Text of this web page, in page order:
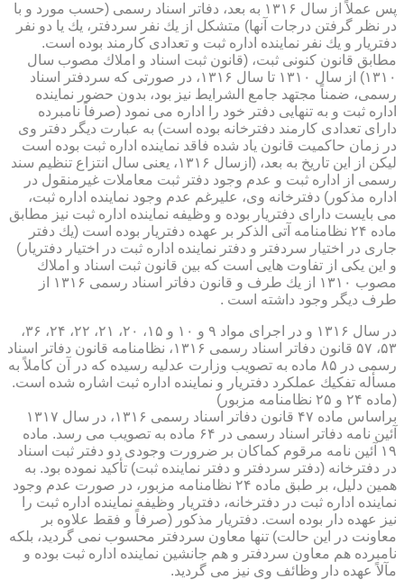
پس عملاً از سال ۱۳۱۶ به بعد، دفاتر اسناد رسمی (حسب مورد و با
در نظر گرفتن درجات آنها) متشكل از یك نفر سردفتر، یك یا دو نفر
دفتریار و یك نفر نماینده اداره ثبت و تعدادی كارمند بوده است.
مطابق قانون كنونی ثبت، (قانون ثبت اسناد و املاك مصوب سال
۱۳۱۰) از سال ۱۳۱۰ تا سال ۱۳۱۶، در صورتی كه سردفتر اسناد
رسمی، ضمناً مجتهد جامع الشرایط نیز بود، بدون حضور نماینده
اداره ثبت و به تنهایی دفتر خود را اداره می نمود (صرفاً نامبرده
دارای تعدادی كارمند دفترخانه بوده است) به عبارت دیگر دفتر وی
در زمان حاكمیت قانون یاد شده فاقد نماینده اداره ثبت بوده است
لیكن از این تاریخ به بعد، (ازسال ۱۳۱۶، یعنی سال انتزاع تنظیم سند
رسمی از اداره ثبت و عدم وجود دفتر ثبت معاملات غیرمنقول در
اداره مذكور) دفترخانه وی، علیرغم عدم وجود نماینده اداره ثبت،
می بایست دارای دفتریار بوده و وظیفه نماینده اداره ثبت نیز مطابق
ماده ۲۴ نظامنامه آتی الذكر بر عهده دفتریار بوده است (یك دفتر
جاری در اختیار سردفتر و دفتر نماینده اداره ثبت در اختیار دفتریار)
و این یكی از تفاوت هایی است كه بین قانون ثبت اسناد و املاك
مصوب ۱۳۱۰ از یك طرف و قانون دفاتر اسناد رسمی ۱۳۱۶ از
طرف دیگر وجود داشته است .
در سال ۱۳۱۶ و در اجرای مواد ۹ و ۱۰ و ۱۵، ۲۰، ۲۱، ۲۲، ۲۴، ۳۶،
۵۳، ۵۷ قانون دفاتر اسناد رسمی ۱۳۱۶، نظامنامه قانون دفاتر اسناد
رسمی در ۸۵ ماده به تصویب وزارت عدلیه رسیده كه در آن كاملاً به
مسأله تفكیك عملكرد دفتریار و نماینده اداره ثبت اشاره شده است.
(ماده ۲۴ و ۲۵ نظامنامه مزبور)
براساس ماده ۴۷ قانون دفاتر اسناد رسمی ۱۳۱۶، در سال ۱۳۱۷
آئین نامه دفاتر اسناد رسمی در ۶۴ ماده به تصویب می رسد. ماده
۱۹ آئین نامه مرقوم كماكان بر ضرورت وجودی دو دفتر ثبت اسناد
در دفترخانه (دفتر سردفتر و دفتر نماینده ثبت) تأكید نموده بود. به
همین دلیل، بر طبق ماده ۲۴ نظامنامه مزبور، در صورت عدم وجود
نماینده اداره ثبت در دفترخانه، دفتریار وظیفه نماینده اداره ثبت را
نیز عهده دار بوده است. دفتریار مذكور (صرفاً و فقط علاوه بر
معاونت در این حالت) تنها معاون سردفتر محسوب نمی گردید، بلكه
نامبرده هم معاون سردفتر و هم جانشین نماینده اداره ثبت بوده و
مآلاً عهده دار وظائف وی نیز می گردید.